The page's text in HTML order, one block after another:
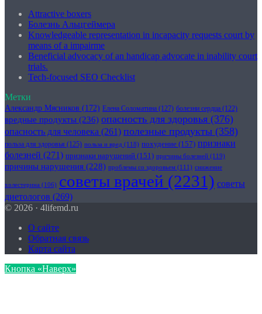
Attractive boxers
Болезнь Альцгеймера
Knowledgeable representation in incapacity requests court by
means of a impairme
Beneficial advocacy of an handicap advocate in inability court
trials.
Tech-focused SEO Checklist
Метки
Александр Мясников (172) Елена Соломатина (127) болезни сердца (122)
вредные продукты (236) опасность для здоровья (376)
опасность для человека (261) полезные продукты (358)
польза для здоровья (125) польза и вред (118) похудение (157) признаки
болезней (271) признаки нарушений (151) причины болезней (119)
причины нарушения (228) проблемы со здоровьем (111) снижение
холестерина (106) советы врачей (2231) советы
диетологов (269)
© 2026 · 4lifemd.ru
О сайте
Обратная связь
Карта сайта
Кнопка «Наверх»